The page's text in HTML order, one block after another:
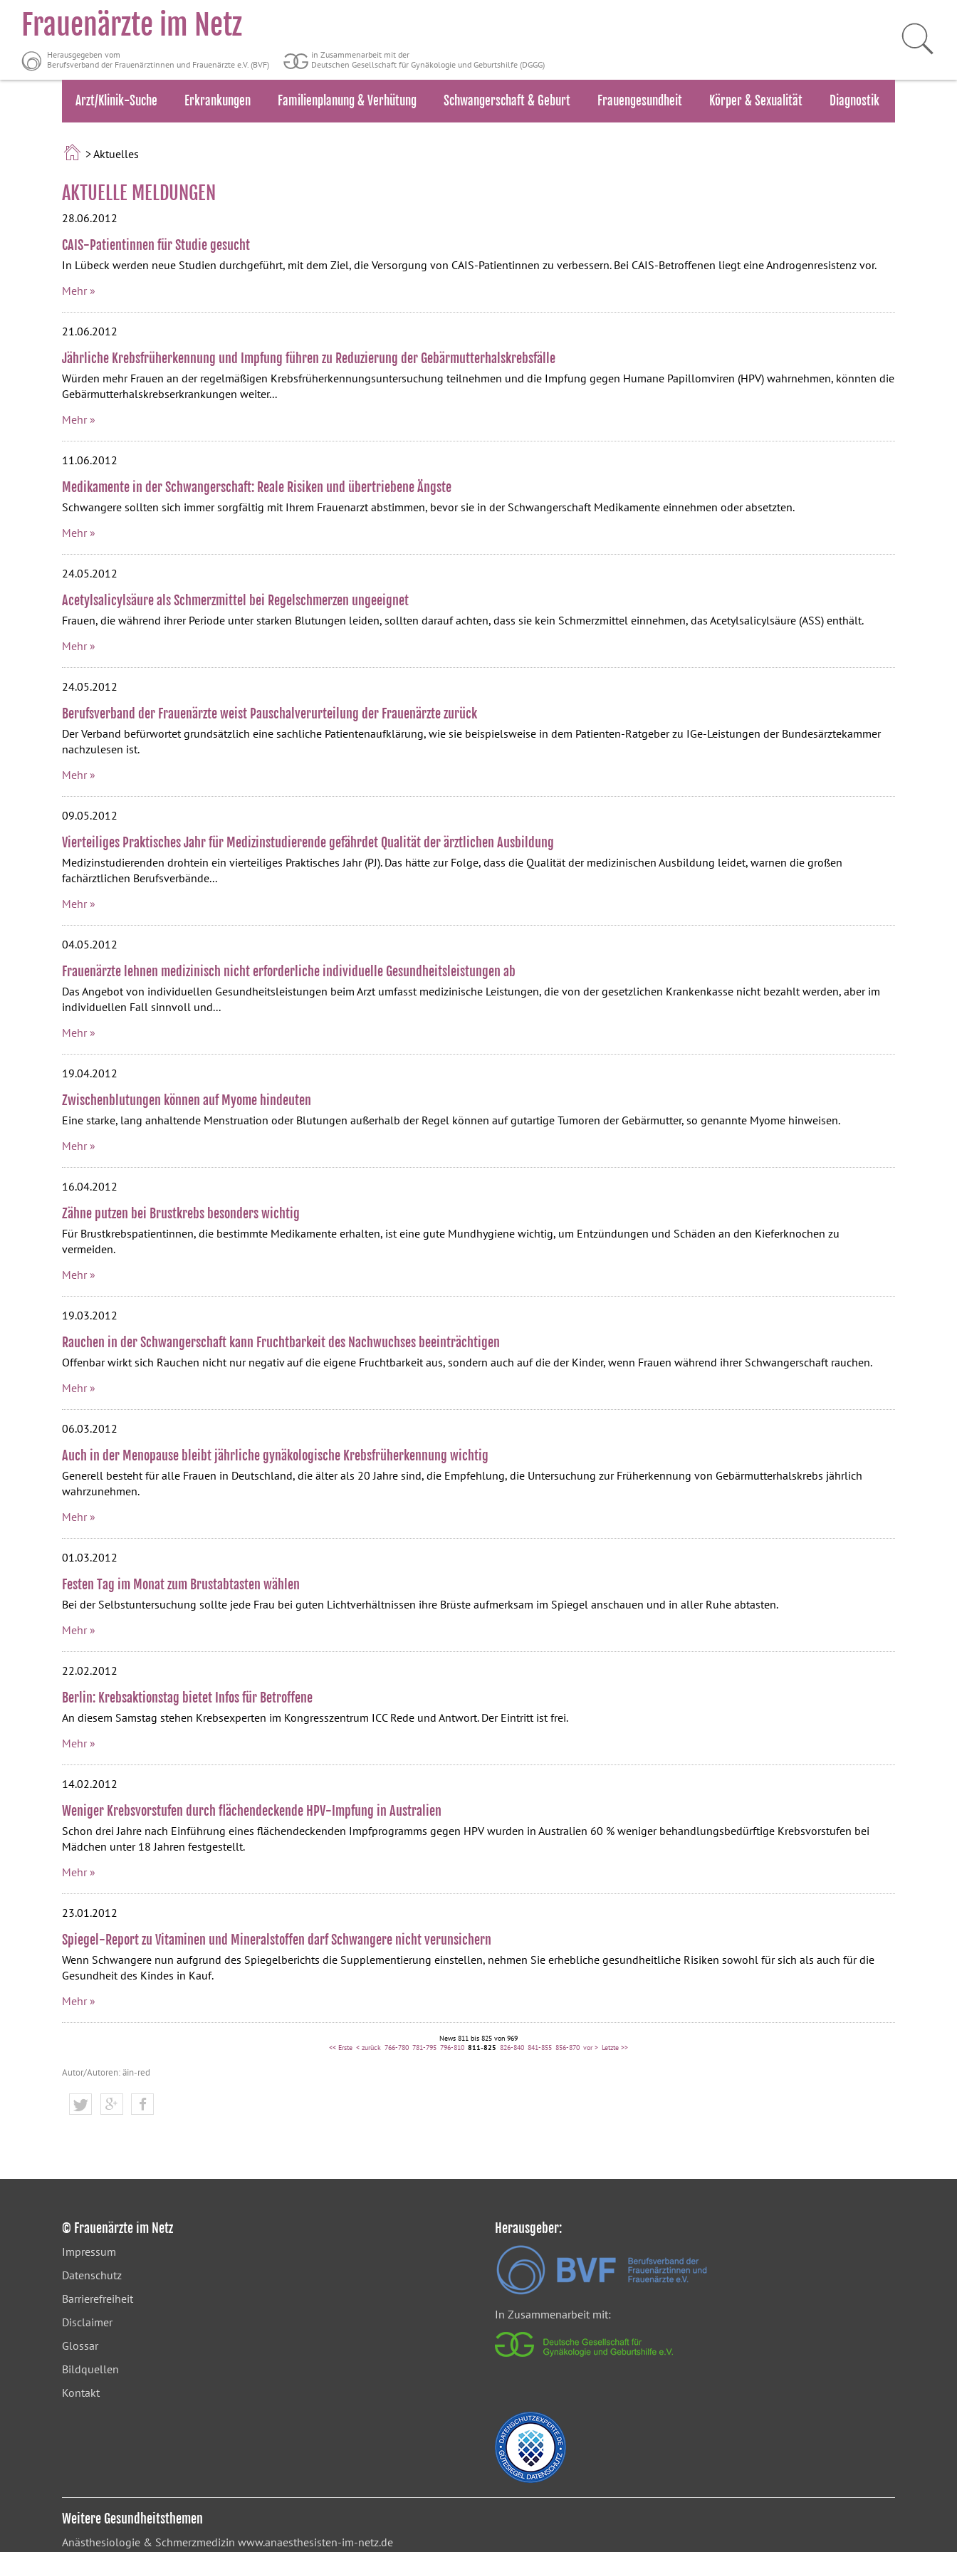
Frauenärzte im Netz
Herausgegeben vom
Berufsverband der Frauenärztinnen und Frauenärzte e.V. (BVF)
in Zusammenarbeit mit der
Deutschen Gesellschaft für Gynäkologie und Geburtshilfe (DGGG)
Arzt/Klinik-Suche Erkrankungen Familienplanung & Verhütung Schwangerschaft & Geburt Frauengesundheit Körper & Sexualität Diagnostik
> Aktuelles
AKTUELLE MELDUNGEN
28.06.2012
CAIS-Patientinnen für Studie gesucht
In Lübeck werden neue Studien durchgeführt, mit dem Ziel, die Versorgung von CAIS-Patientinnen zu verbessern. Bei CAIS-Betroffenen liegt eine Androgenresistenz vor.
Mehr »
21.06.2012
Jährliche Krebsfrüherkennung und Impfung führen zu Reduzierung der Gebärmutterhalskrebsfälle
Würden mehr Frauen an der regelmäßigen Krebsfrüherkennungsuntersuchung teilnehmen und die Impfung gegen Humane Papillomviren (HPV) wahrnehmen, könnten die
Gebärmutterhalskrebserkrankungen weiter...
Mehr »
11.06.2012
Medikamente in der Schwangerschaft: Reale Risiken und übertriebene Ängste
Schwangere sollten sich immer sorgfältig mit Ihrem Frauenarzt abstimmen, bevor sie in der Schwangerschaft Medikamente einnehmen oder absetzten.
Mehr »
24.05.2012
Acetylsalicylsäure als Schmerzmittel bei Regelschmerzen ungeeignet
Frauen, die während ihrer Periode unter starken Blutungen leiden, sollten darauf achten, dass sie kein Schmerzmittel einnehmen, das Acetylsalicylsäure (ASS) enthält.
Mehr »
24.05.2012
Berufsverband der Frauenärzte weist Pauschalverurteilung der Frauenärzte zurück
Der Verband befürwortet grundsätzlich eine sachliche Patientenaufklärung, wie sie beispielsweise in dem Patienten-Ratgeber zu IGe-Leistungen der Bundesärztekammer
nachzulesen ist.
Mehr »
09.05.2012
Vierteiliges Praktisches Jahr für Medizinstudierende gefährdet Qualität der ärztlichen Ausbildung
Medizinstudierenden drohtein ein vierteiliges Praktisches Jahr (PJ). Das hätte zur Folge, dass die Qualität der medizinischen Ausbildung leidet, warnen die großen
fachärztlichen Berufsverbände...
Mehr »
04.05.2012
Frauenärzte lehnen medizinisch nicht erforderliche individuelle Gesundheitsleistungen ab
Das Angebot von individuellen Gesundheitsleistungen beim Arzt umfasst medizinische Leistungen, die von der gesetzlichen Krankenkasse nicht bezahlt werden, aber im
individuellen Fall sinnvoll und...
Mehr »
19.04.2012
Zwischenblutungen können auf Myome hindeuten
Eine starke, lang anhaltende Menstruation oder Blutungen außerhalb der Regel können auf gutartige Tumoren der Gebärmutter, so genannte Myome hinweisen.
Mehr »
16.04.2012
Zähne putzen bei Brustkrebs besonders wichtig
Für Brustkrebspatientinnen, die bestimmte Medikamente erhalten, ist eine gute Mundhygiene wichtig, um Entzündungen und Schäden an den Kieferknochen zu
vermeiden.
Mehr »
19.03.2012
Rauchen in der Schwangerschaft kann Fruchtbarkeit des Nachwuchses beeinträchtigen
Offenbar wirkt sich Rauchen nicht nur negativ auf die eigene Fruchtbarkeit aus, sondern auch auf die der Kinder, wenn Frauen während ihrer Schwangerschaft rauchen.
Mehr »
06.03.2012
Auch in der Menopause bleibt jährliche gynäkologische Krebsfrüherkennung wichtig
Generell besteht für alle Frauen in Deutschland, die älter als 20 Jahre sind, die Empfehlung, die Untersuchung zur Früherkennung von Gebärmutterhalskrebs jährlich
wahrzunehmen.
Mehr »
01.03.2012
Festen Tag im Monat zum Brustabtasten wählen
Bei der Selbstuntersuchung sollte jede Frau bei guten Lichtverhältnissen ihre Brüste aufmerksam im Spiegel anschauen und in aller Ruhe abtasten.
Mehr »
22.02.2012
Berlin: Krebsaktionstag bietet Infos für Betroffene
An diesem Samstag stehen Krebsexperten im Kongresszentrum ICC Rede und Antwort. Der Eintritt ist frei.
Mehr »
14.02.2012
Weniger Krebsvorstufen durch flächendeckende HPV-Impfung in Australien
Schon drei Jahre nach Einführung eines flächendeckenden Impfprogramms gegen HPV wurden in Australien 60 % weniger behandlungsbedürftige Krebsvorstufen bei
Mädchen unter 18 Jahren festgestellt.
Mehr »
23.01.2012
Spiegel-Report zu Vitaminen und Mineralstoffen darf Schwangere nicht verunsichern
Wenn Schwangere nun aufgrund des Spiegelberichts die Supplementierung einstellen, nehmen Sie erhebliche gesundheitliche Risiken sowohl für sich als auch für die
Gesundheit des Kindes in Kauf.
Mehr »
News 811 bis 825 von 969
<< Erste < zurück 766-780 781-795 796-810 811-825 826-840 841-855 856-870 vor > Letzte >>
Autor/Autoren: äin-red
© Frauenärzte im Netz
Impressum
Datenschutz
Barrierefreiheit
Disclaimer
Glossar
Bildquellen
Kontakt
Herausgeber:
In Zusammenarbeit mit:
Weitere Gesundheitsthemen
Anästhesiologie & Schmerzmedizin www.anaesthesisten-im-netz.de